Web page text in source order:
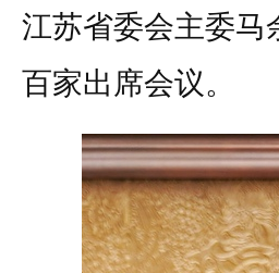
江苏省委会主委马
百家出席会议。